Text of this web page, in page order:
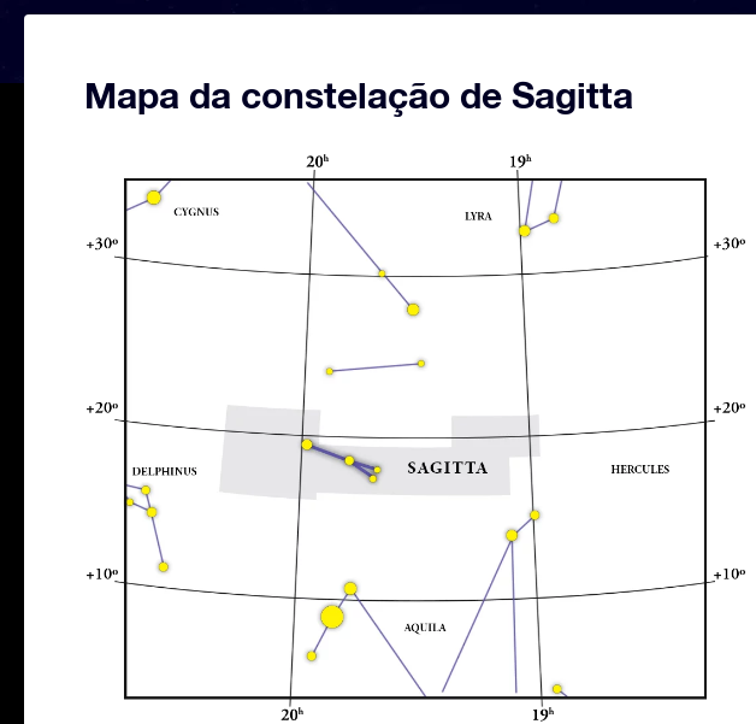
Mapa da constelação de Sagitta